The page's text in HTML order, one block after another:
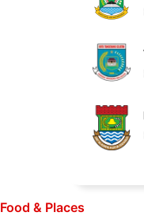
Food & Places